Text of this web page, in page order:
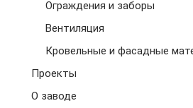
Ограждения и заборы
Вентиляция
Кровельные и фасадные
Проекты
О заводе